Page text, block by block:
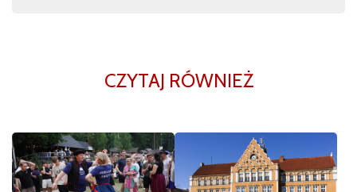
CZYTAJ RÓWNIEŻ